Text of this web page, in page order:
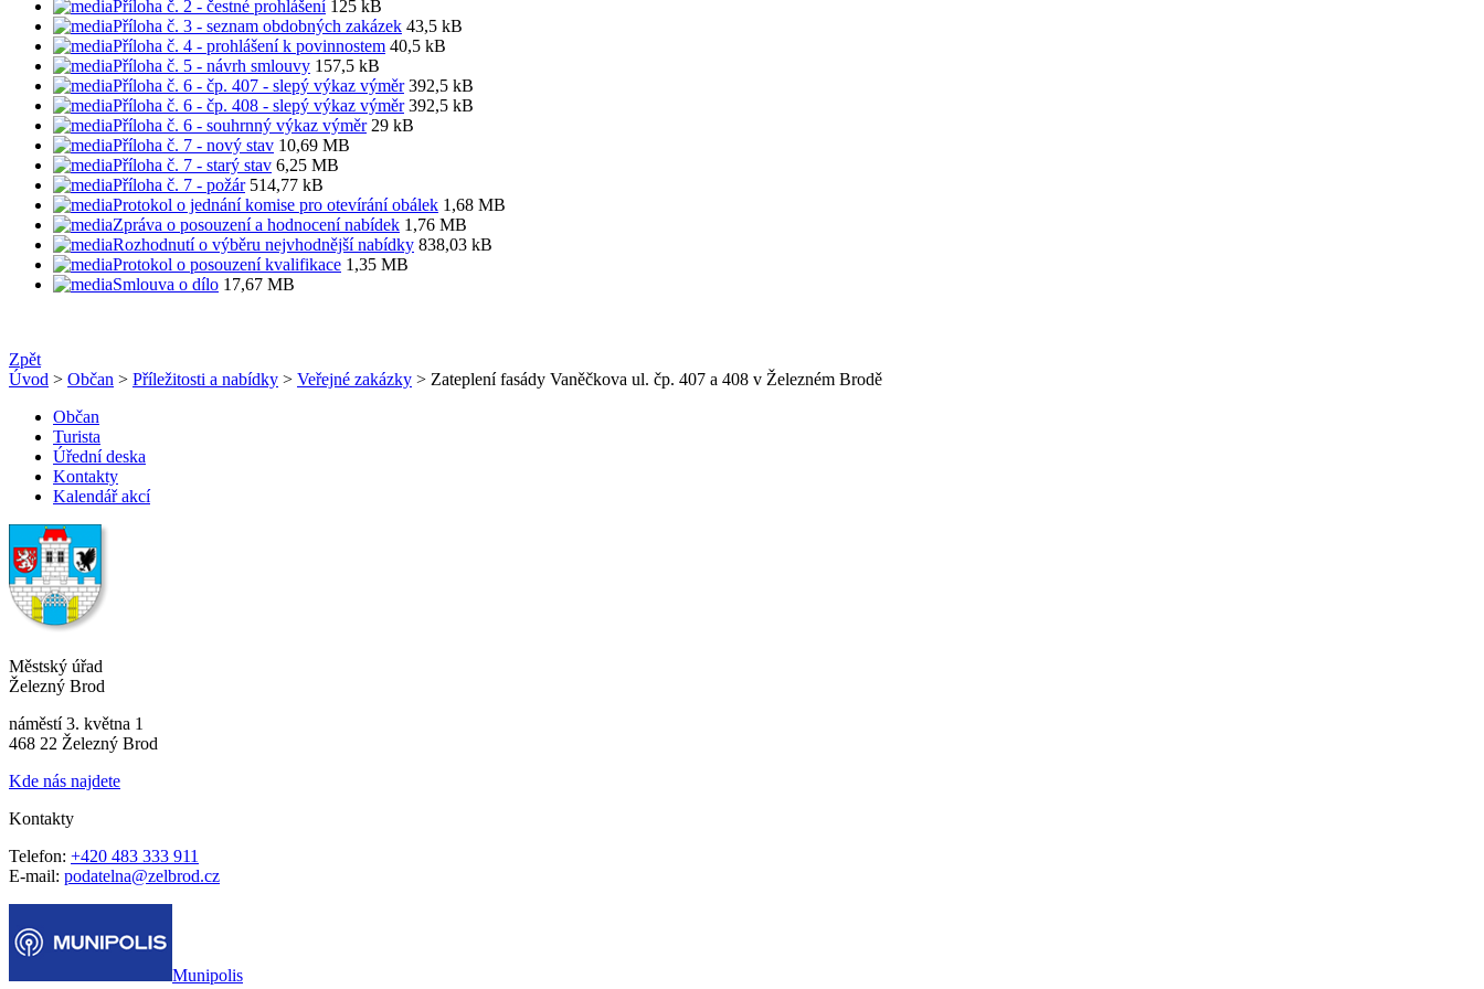
Příloha č. 2 - čestné prohlášení 125 kB
Příloha č. 3 - seznam obdobných zakázek 43,5 kB
Příloha č. 4 - prohlášení k povinnostem 40,5 kB
Příloha č. 5 - návrh smlouvy 157,5 kB
Příloha č. 6 - čp. 407 - slepý výkaz výměr392,5 kB
Příloha č. 6 - čp. 408 - slepý výkaz výměr392,5 kB
Příloha č. 6 - souhrnný výkaz výměr29 kB
Příloha č. 7 - nový stav 10,69 MB
Příloha č. 7 - starý stav 6,25 MB
Příloha č. 7 - požár514,77 kB
Protokol o jednání komise pro otevírání obálek 1,68 MB
Zpráva o posouzení a hodnocení nabídek 1,76 MB
Rozhodnutí o výběru nejvhodnější nabídky 838,03 kB
Protokol o posouzení kvalifikace 1,35 MB
Smlouva o dílo 17,67 MB
Zpět
Úvod > Občan > Příležitosti a nabídky > Veřejné zakázky > Zateplení fasády Vaněčkova ul. čp. 407 a 408 v Železném Brodě
Občan
Turista
Úřední deska
Kontakty
Kalendář akcí
Městský úřad
Železný Brod
náměstí 3. května 1
468 22 Železný Brod
Kde nás najdete
Kontakty
Telefon: +420 483 333 911
E-mail: podatelna@zelbrod.cz
Munipolis